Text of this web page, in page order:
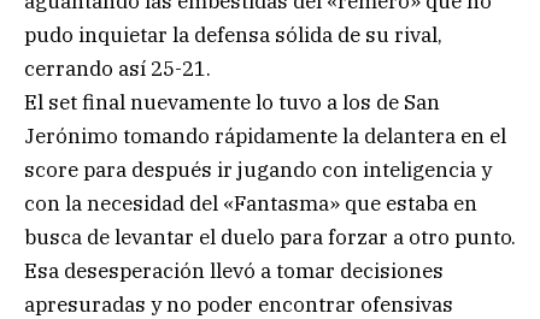
pudo inquietar la defensa sólida de su rival,
cerrando así 25-21.
El set final nuevamente lo tuvo a los de San
Jerónimo tomando rápidamente la delantera en el
score para después ir jugando con inteligencia y
con la necesidad del «Fantasma» que estaba en
busca de levantar el duelo para forzar a otro punto.
Esa desesperación llevó a tomar decisiones
apresuradas y no poder encontrar ofensivas